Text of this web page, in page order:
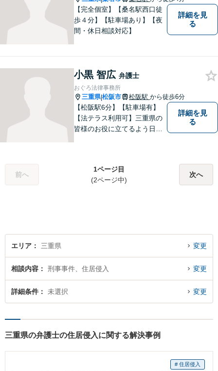
ぞご連絡ください。
【完全個室】【桑名駅西口徒
歩４分】【駐車場あり】【夜
間・休日相談対応】
詳細を見
る
小黒 智広 弁護士
おぐろ法律事務所
三重県|松阪市 松阪駅 から徒歩6分
【松阪駅6分】【駐車場有】
【法テラス利用可】三重県の
皆様のお役に立てるよう日々
解決できる問題もありますの
で、 お気軽にご相談くださ
詳細を見
る
前へ
1ページ目
(2ページ中)
次へ
エリア 三重県 変更
相談内容 刑事事件、住居侵入 変更
詳細条件 未選択 変更
三重県の弁護士の住居侵入に関する解決事例
# 住居侵入